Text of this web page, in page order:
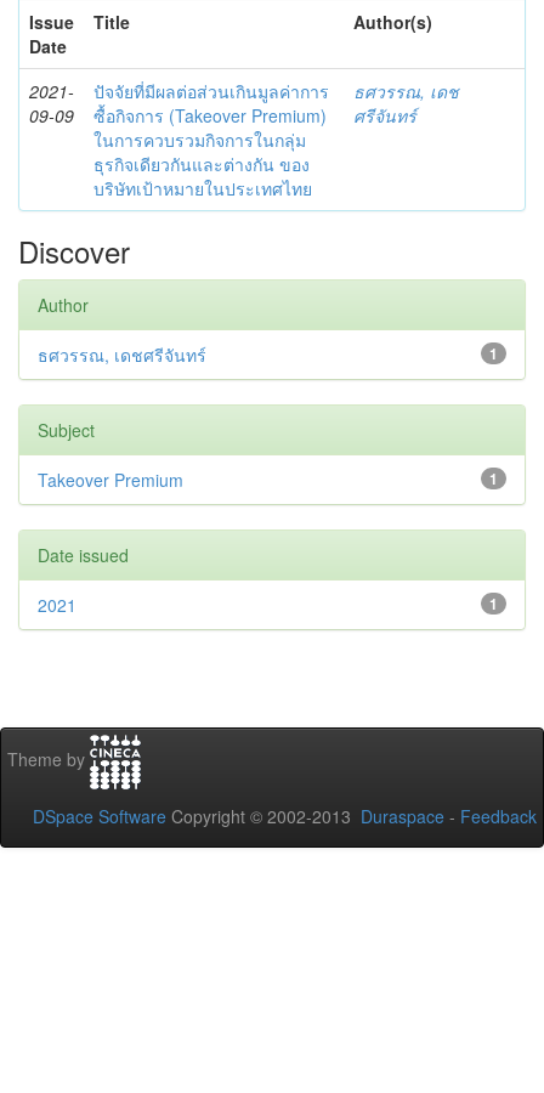
Issue
Date
Title Author(s)
2021-
09-09
ปัจจัยที่มีผลต่อส่วนเกินมูลค่าการ
ซื้อกิจการ (Takeover Premium)
ในการควบรวมกิจการในกลุ่ม
ธุรกิจเดียวกันและต่างกัน ของ
บริษัทเป้าหมายในประเทศไทย
ธศวรรณ, เดช
ศรีจันทร์
Discover
Author
1
ธศวรรณ, เดชศรีจันทร์
Subject
1
Takeover Premium
Date issued
1
2021
Theme by
DSpace Software Copyright © 2002-2013 Duraspace - Feedback